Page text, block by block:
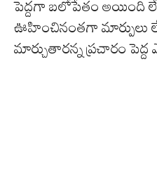
పెద్దగా బలోపేతం అయింది
ఊహించినంతగా మార్పులు
మార్చుతారన్న ప్రచారం పెద్ద